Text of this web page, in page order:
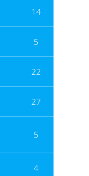
14
5
22
27
5
4